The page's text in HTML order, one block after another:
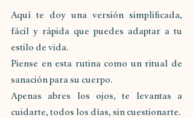
Aquí te doy una versión simplificada,
fácil y rápida que puedes adaptar a tu
estilo de vida.
Piense en esta rutina como un ritual de
sanación para su cuerpo.
Apenas abres los ojos, te levantas a
cuidarte, todos los días, sin cuestionarte.